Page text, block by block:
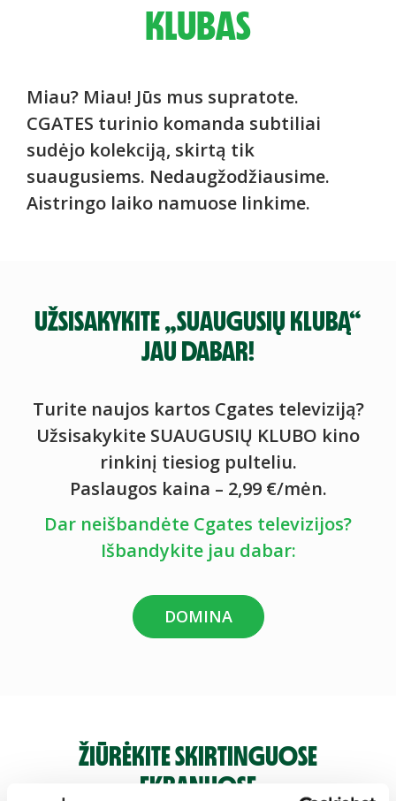
KLUBAS
Miau? Miau! Jūs mus supratote.
CGATES turinio komanda subtiliai
sudėjo kolekciją, skirtą tik
suaugusiems. Nedaugžodžiausime.
Aistringo laiko namuose linkime.
UŽSISAKYKITE „SUAUGUSIŲ KLUBĄ“
JAU DABAR!
Turite naujos kartos Cgates televiziją?
Užsisakykite SUAUGUSIŲ KLUBO kino
rinkinį tiesiog pulteliu.
Paslaugos kaina – 2,99 €/mėn.
Dar neišbandėte Cgates televizijos?
Išbandykite jau dabar:
DOMINA
ŽIŪRĖKITE SKIRTINGUOSE
EKRANUOSE